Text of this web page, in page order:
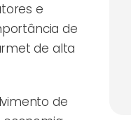
e
de
de alta
de